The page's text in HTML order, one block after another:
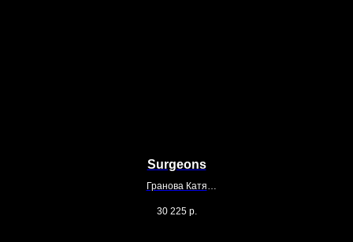
Surgeons
Гранова Катя
Графика печатная
30 225 р.